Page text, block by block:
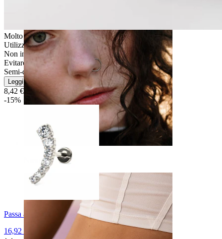
Molto facile
Utilizzo moderato
Non indicato per pelli sensibili
Evitare l''acqua
Semi-durevole
Leggi di più
8,42 € 9,90 €
-15%
Passa al titanio
16,92 €